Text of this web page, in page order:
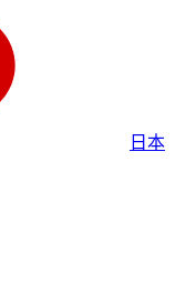
日本